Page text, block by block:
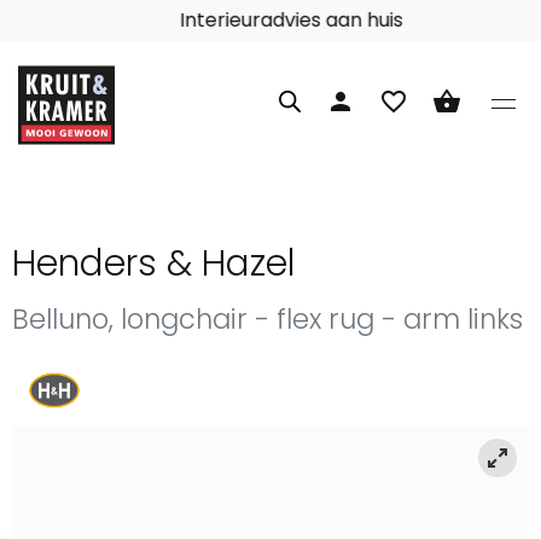
Interieuradvies aan huis
person favorite_border shopping_basket
Henders & Hazel
Belluno, longchair - flex rug - arm links